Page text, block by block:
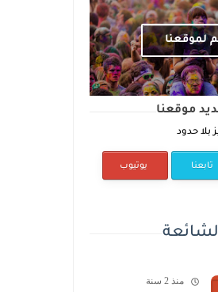
لموقعنا
موقعنا
بلا حدود
تابعنا يوتيوب
منذ 2 سنة